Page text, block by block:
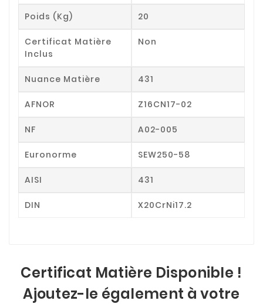
Poids (kg) 20
Certificat Matière
Inclus
Non
Nuance Matière 431
AFNOR Z16CN17-02
NF A02-005
Euronorme SEW250-58
AISI 431
DIN X20CrNi17.2
Certificat Matière Disponible !
Ajoutez-le également à votre